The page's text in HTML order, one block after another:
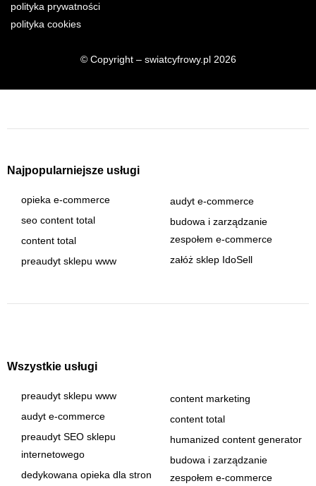
polityka prywatności
polityka cookies
© Copyright – swiatcyfrowy.pl 2026
Najpopularniejsze usługi
opieka e-commerce
seo content total
content total
preaudyt sklepu www
audyt e-commerce
budowa i zarządzanie
zespołem e-commerce
załóż sklep IdoSell
Wszystkie usługi
preaudyt sklepu www
audyt e-commerce
preaudyt SEO sklepu
internetowego
dedykowana opieka dla stron
content marketing
content total
humanized content generator
budowa i zarządzanie
zespołem e-commerce